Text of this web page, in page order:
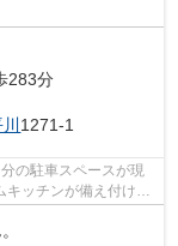
283分
1271-1
の駐車スペースが現
キッチンが備え付けら